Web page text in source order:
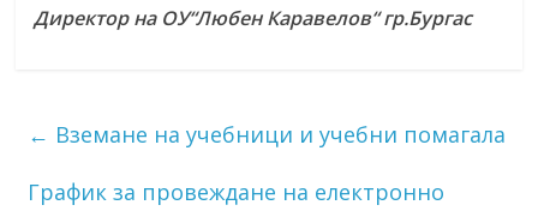
Директор на ОУ“Любен Каравелов“ гр.Бургас
← Вземане на учебници и учебни помагала
График за провеждане на електронно